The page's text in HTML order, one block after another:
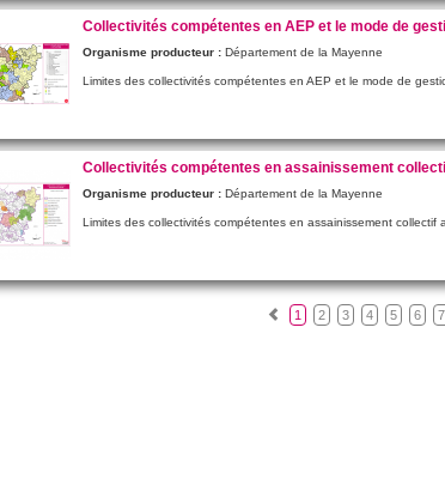
Collectivités compétentes en AEP et le mode de
Organisme producteur : Département de la Mayenne
Limites des collectivités compétentes en AEP et le mode de
Collectivités compétentes en assainissement
Organisme producteur : Département de la Mayenne
Limites des collectivités compétentes en assainissement collectif
Précédent
1 2 3 4 5 6 7